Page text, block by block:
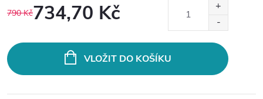
790 Kč734,70 Kč
VLOŽIT DO KOŠÍKU